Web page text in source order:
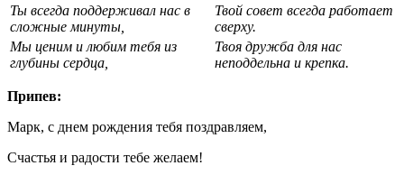
Ты всегда поддерживал нас в
сложные минуты,
Твой совет всегда работает
сверху.
Мы ценим и любим тебя из
глубины сердца,
Твоя дружба для нас
неподдельна и крепка.
Припев:
Марк, с днем рождения тебя поздравляем,
Счастья и радости тебе желаем!